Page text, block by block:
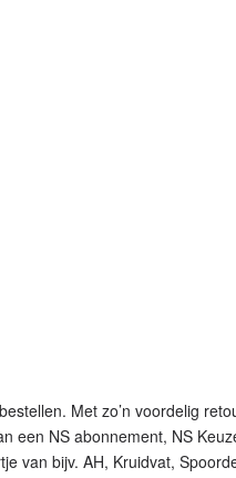
Met zo’n voordelig
een NS abonnement, NS
van bijv. AH, Kruidvat,